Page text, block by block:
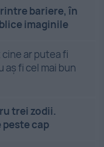
bariere, în
imaginile
ar putea fi
aș fi cel mai bun
trei zodii.
cap